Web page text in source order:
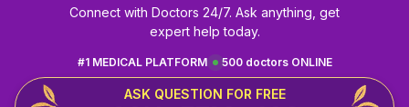
Connect with Doctors 24/7. Ask anything, get
expert help today.
500 doctors ONLINE
#1 MEDICAL PLATFORM
ASK QUESTION FOR FREE